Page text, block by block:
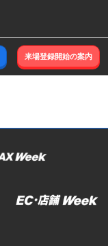
来場登録開始の案内